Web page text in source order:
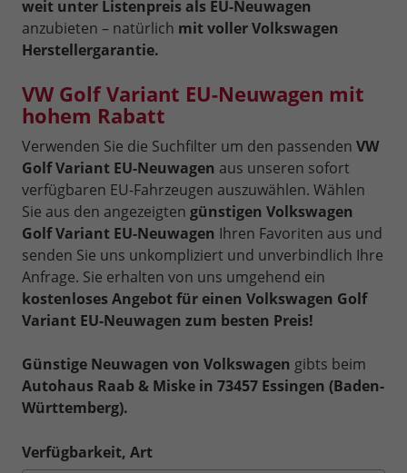
weit unter Listenpreis als EU-Neuwagen
anzubieten – natürlich mit voller Volkswagen
Herstellergarantie.
VW Golf Variant EU-Neuwagen mit
hohem Rabatt
Verwenden Sie die Suchfilter um den passenden VW
Golf Variant EU-Neuwagen aus unseren sofort
verfügbaren EU-Fahrzeugen auszuwählen. Wählen
Sie aus den angezeigten günstigen Volkswagen
Golf Variant EU-Neuwagen Ihren Favoriten aus und
senden Sie uns unkompliziert und unverbindlich Ihre
Anfrage. Sie erhalten von uns umgehend ein
kostenloses Angebot für einen Volkswagen Golf
Variant EU-Neuwagen zum besten Preis!
Günstige Neuwagen von Volkswagen gibts beim
Autohaus Raab & Miske in 73457 Essingen (Baden-
Württemberg).
Verfügbarkeit, Art